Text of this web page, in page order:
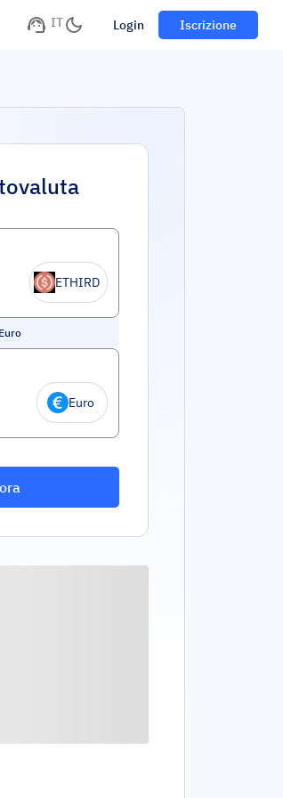
IT Login Iscrizione
ETHIRD
Euro
Euro